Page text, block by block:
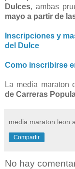
Dulces, ambas
mayo a partir de
Inscripciones y
del Dulce
Como inscribirse
La media maraton
de Carreras
media maraton leon
Compartir
No hay